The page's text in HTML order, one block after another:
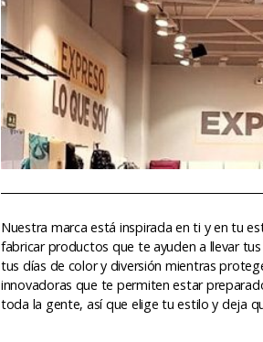
Nuestra marca está inspirada en ti y en tu
fabricar productos que te ayuden a llevar
tus días de color y diversión mientras
innovadoras que te permiten estar
toda la gente, así que elige tu estilo y deja